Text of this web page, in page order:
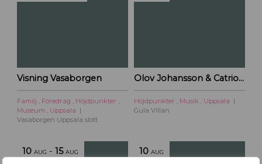
Visning Vasaborgen
Familj , Föredrag , Höjdpunkter ,
Museum , Uppsala
Vasaborgen Uppsala slott
Olov Johansson & Catriona McKay – Kulturoasens sommarscen 2026
Höjdpunkter , Musik , Uppsala
Gula Villan
10 AUG -15 AUG 10 AUG